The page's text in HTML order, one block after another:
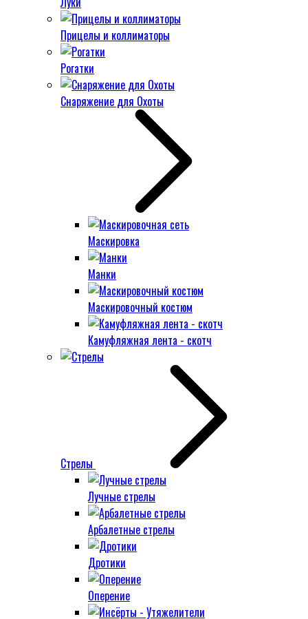
Прицелы и коллиматоры
Рогатки
Снаряжение для Охоты
Маскировка
Манки
Маскировочный костюм
Камуфляжная лента - скотч
Стрелы
Лучные стрелы
Арбалетные стрелы
Дротики
Оперение